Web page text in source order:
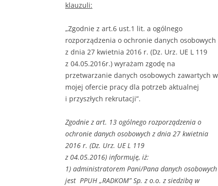
klauzuli:
„Zgodnie z art.6 ust.1 lit. a ogólnego
rozporządzenia o ochronie danych osobowych
z dnia 27 kwietnia 2016 r. (Dz. Urz. UE L 119
z 04.05.2016r.) wyrażam zgodę na
przetwarzanie danych osobowych zawartych w
mojej ofercie pracy dla potrzeb aktualnej
i przyszłych rekrutacji”.
Zgodnie z art. 13 ogólnego rozporządzenia o
ochronie danych osobowych z dnia 27 kwietnia
2016 r. (Dz. Urz. UE L 119
z 04.05.2016) informuję, iż:
1) administratorem Pani/Pana danych osobowych
jest PPUH „RADKOM” Sp. z o.o. z siedzibą w